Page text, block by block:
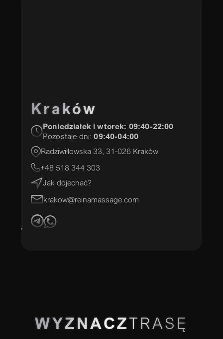
Kraków
Poniedziałek i wtorek: 09:40-22:00
Pozostałe dni:09:40-04:00
Radziwiłłowska 33, 31-026 Kraków
+48 518 344 303
Jak dojechać?
krakow@reinamassage.com
WYZNACZTRASĘ